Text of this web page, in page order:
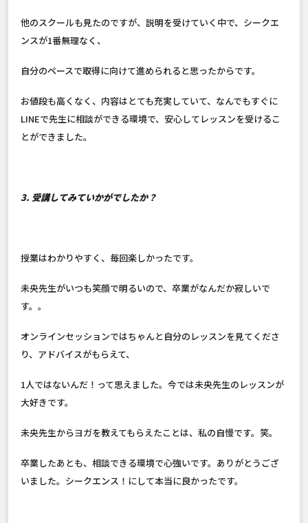
他のスクールも見たのですが、説明を受けていく中で、シークエ
ンスが1番無理なく、
自分のペースで取得に向けて進められると思ったからです。
お値段も高くなく、内容はとても充実していて、なんでもすぐに
LINEで先生に相談ができる環境で、安心してレッスンを受けるこ
とができました。
3. 受講してみていかがでしたか？
授業はわかりやすく、毎回楽しかったです。
未央先生がいつも笑顔で明るいので、卒業がなんだか寂しいで
す。。
オンラインセッションではちゃんと自分のレッスンを見てくださ
り、アドバイスがもらえて、
1人ではないんだ！って思えました。今では未央先生のレッスンが
大好きです。
未央先生からヨガを教えてもらえたことは、私の自慢です。笑。
卒業したあとも、相談できる環境で心強いです。ありがとうござ
いました。シークエンス！にして本当に良かったです。